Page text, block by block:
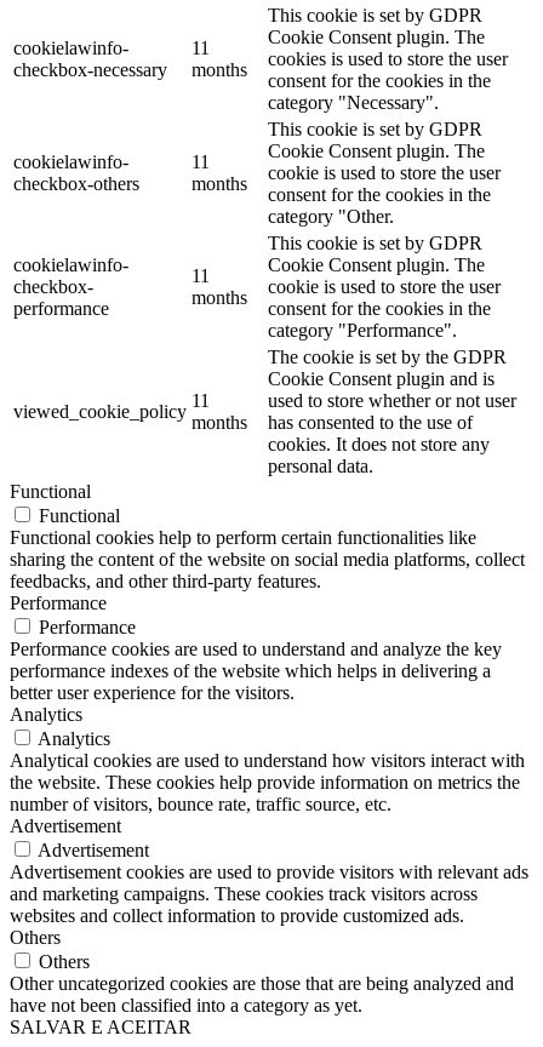
cookielawinfo-
checkbox-necessary
11
months
This cookie is set by GDPR
Cookie Consent plugin. The
cookies is used to store the user
consent for the cookies in the
category "Necessary".
cookielawinfo-
checkbox-others
11
months
This cookie is set by GDPR
Cookie Consent plugin. The
cookie is used to store the user
consent for the cookies in the
category "Other.
cookielawinfo-
checkbox-
performance
11
months
This cookie is set by GDPR
Cookie Consent plugin. The
cookie is used to store the user
consent for the cookies in the
category "Performance".
viewed_cookie_policy
11
months
The cookie is set by the GDPR
Cookie Consent plugin and is
used to store whether or not user
has consented to the use of
cookies. It does not store any
personal data.
Functional
Functional
Functional cookies help to perform certain functionalities like
sharing the content of the website on social media platforms, collect
feedbacks, and other third-party features.
Performance
Performance
Performance cookies are used to understand and analyze the key
performance indexes of the website which helps in delivering a
better user experience for the visitors.
Analytics
Analytics
Analytical cookies are used to understand how visitors interact with
the website. These cookies help provide information on metrics the
number of visitors, bounce rate, traffic source, etc.
Advertisement
Advertisement
Advertisement cookies are used to provide visitors with relevant ads
and marketing campaigns. These cookies track visitors across
websites and collect information to provide customized ads.
Others
Others
Other uncategorized cookies are those that are being analyzed and
have not been classified into a category as yet.
SALVAR E ACEITAR